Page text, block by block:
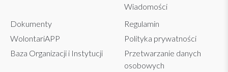
Wiadomości
Dokumenty
WolontariAPP
Baza Organizacji i Instytucji
Regulamin
Polityka prywatności
Przetwarzanie danych
osobowych